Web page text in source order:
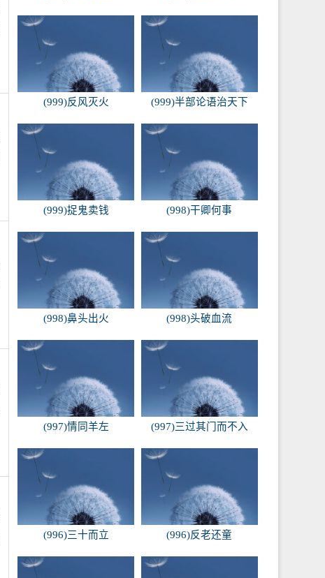
(999)反风灭火 (999)半部论语治天下
(999)捉鬼卖钱 (998)干卿何事
(998)鼻头出火 (998)头破血流
(997)情同羊左 (997)三过其门而不入
(996)三十而立 (996)反老还童